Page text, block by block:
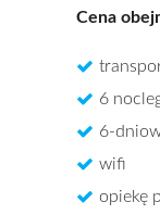
Cena
6
6-
wifi
opiekę